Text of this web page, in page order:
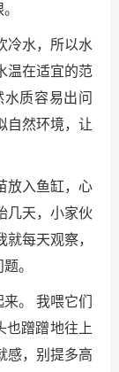
冷水，所以水
温在适宜的范
质容易出问
自然环境，让
放入鱼缸，心
几天，小家伙
每天观察，
。
。 我喂它们
也蹭蹭地往上
感，别提多高